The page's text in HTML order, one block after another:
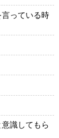
っている時
識してもら